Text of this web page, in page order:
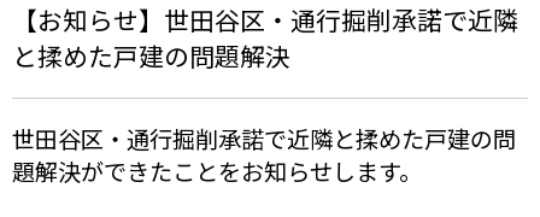
【お知らせ】世田谷区・通行掘削承諾で近隣
と揉めた戸建の問題解決
世田谷区・通行掘削承諾で近隣と揉めた戸建の問
題解決ができたことをお知らせします。